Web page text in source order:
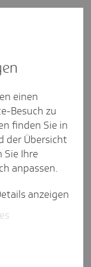
keine Option.
für
einen
Besuch zu
finden Sie in
der Übersicht
Sie Ihre
anpassen.
anzeigen